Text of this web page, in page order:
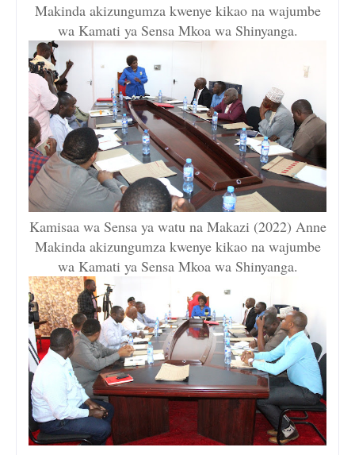
Makinda akizungumza kwenye kikao na wajumbe
wa Kamati ya Sensa Mkoa wa Shinyanga.
Kamisaa wa Sensa ya watu na Makazi (2022) Anne
Makinda akizungumza kwenye kikao na wajumbe
wa Kamati ya Sensa Mkoa wa Shinyanga.